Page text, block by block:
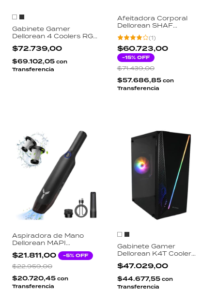
Gabinete Gamer
Dellorean 4 Coolers RGB
Vidrio Templado
Extended ATX USB 3.0
Estructura Reforzada
Sin Fuente
$72.739,00
$69.102,05 con
Transferencia
Afeitadora Corporal
Dellorean SHAF
Cerámica Waterproof
IPX6 Pantalla Digital
LED USB-C 3 Peines
(1)
$60.723,00
-15% OFF
$71.439,00
$57.686,85 con
Transferencia
Aspiradora de Mano
Dellorean MAPI
Inalámbrica 5500Pa 2
Niveles Filtro HEPA
USB-C Auto Hogar
$21.811,00 -5% OFF
$22.959,00
$20.720,45 con
Transferencia
Gabinete Gamer
Dellorean K4T Cooler
RGB Vidrio Acrílico Micro
ATX USB 3.0 Diseño
Flujo Optimizado
$47.029,00
$44.677,55 con
Transferencia